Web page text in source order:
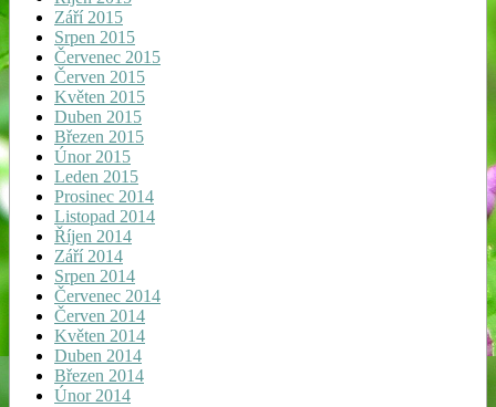
Září 2015
Srpen 2015
Červenec 2015
Červen 2015
Květen 2015
Duben 2015
Březen 2015
Únor 2015
Leden 2015
Prosinec 2014
Listopad 2014
Říjen 2014
Září 2014
Srpen 2014
Červenec 2014
Červen 2014
Květen 2014
Duben 2014
Březen 2014
Únor 2014